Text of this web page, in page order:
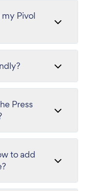
Pivol
Press
to add